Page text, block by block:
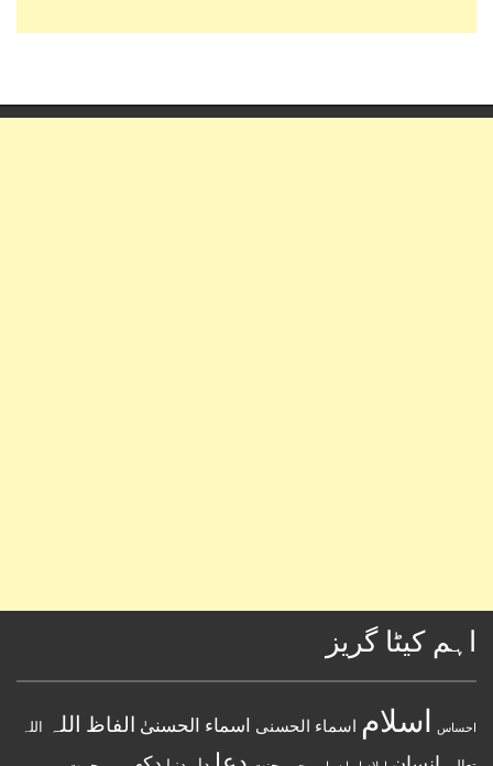
اہم کیٹا گریز
احساس اسلام اسماء الحسنى اسماء الحسنیٰ الفاظ اللہ اللہ